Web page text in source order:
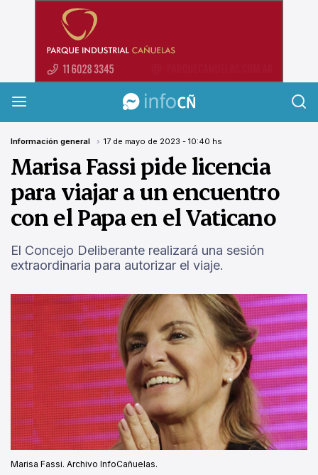
Información general 17 de mayo de 2023 - 10:40 hs
Marisa Fassi pide licencia
para viajar a un encuentro
con el Papa en el Vaticano
El Concejo Deliberante realizará una sesión
extraordinaria para autorizar el viaje.
Marisa Fassi. Archivo InfoCañuelas.